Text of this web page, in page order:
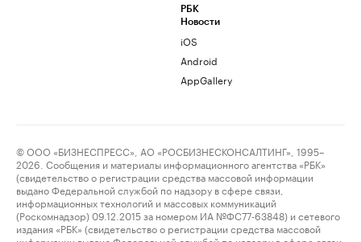
РБК
Новости
iOS
Android
AppGallery
© ООО «БИЗНЕСПРЕСС», АО «РОСБИЗНЕСКОНСАЛТИНГ», 1995–
2026. Сообщения и материалы информационного агентства «РБК»
(свидетельство о регистрации средства массовой информации
выдано Федеральной службой по надзору в сфере связи,
информационных технологий и массовых коммуникаций
(Роскомнадзор) 09.12.2015 за номером ИА №ФС77-63848) и сетевого
издания «РБК» (свидетельство о регистрации средства массовой